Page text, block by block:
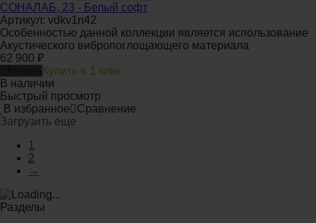
СОНАЛАБ, 23 - Белый софт
Артикул: vdkv1n42
Особенностью данной коллекции является использование
Акустического вибропоглощающего материала
62 900 ₽
Купить в 1 клик
В наличии
Быстрый просмотр
В избранное
Сравнение
Загрузить еще
1
2
→
Разделы